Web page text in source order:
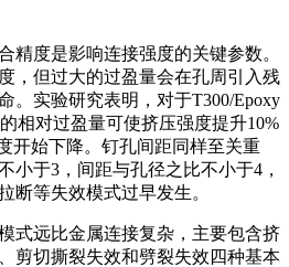
精度是影响连接强度的关键参数。
，但过大的过盈量会在孔周引入残
。实验研究表明，对于T300/Epoxy
相对过盈量可使挤压强度提升10%
开始下降。钉孔间距同样至关重
小于3，间距与孔径之比不小于4，
断等失效模式过早发生。
式远比金属连接复杂，主要包含挤
剪切撕裂失效和劈裂失效四种基本